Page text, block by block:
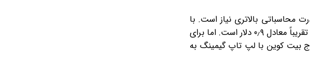
بالاتری نیاز است. با
توجه به قیمت فعلی بیت کوین که نزدیک به ۱۰۰٬۰۰۰ دلار است، درآمد روزانه یک تراهش بر ثانیه (TH/s) تقریباً معادل ۰٫۹ دلار است. اما برای
بیت کوین با لپ تاپ گیمینگ به